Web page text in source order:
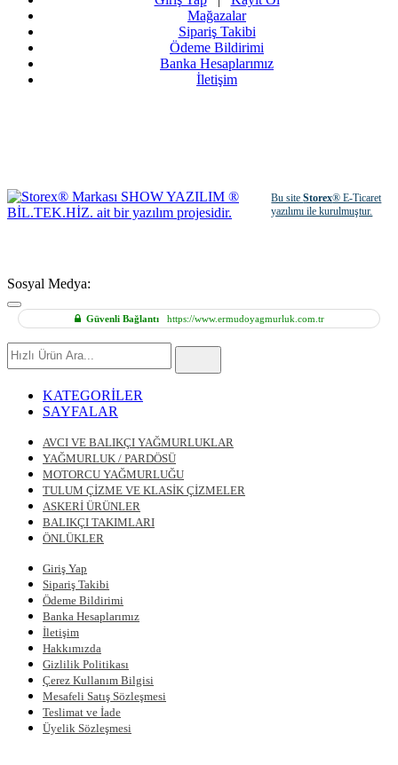
Mağazalar
Sipariş Takibi
Ödeme Bildirimi
Banka Hesaplarımız
İletişim
Bu siteStorex® E-Ticaret
yazılımı ile kurulmuştur.
Sosyal Medya:
Güvenli Bağlantıhttps://www.ermudoyagmurluk.com.tr
Hızlı
Ürün
KATEGORİLER
SAYFALAR
AVCI VE BALIKÇI YAĞMURLUKLAR
YAĞMURLUK / PARDÖSÜ
MOTORCU YAĞMURLUĞU
TULUM ÇİZME VE KLASİK ÇİZMELER
ASKERİ ÜRÜNLER
BALIKÇI TAKIMLARI
ÖNLÜKLER
Giriş Yap
Sipariş Takibi
Ödeme Bildirimi
Banka Hesaplarımız
İletişim
Hakkımızda
Gizlilik Politikası
Çerez Kullanım Bilgisi
Mesafeli Satış Sözleşmesi
Teslimat ve İade
Üyelik Sözleşmesi